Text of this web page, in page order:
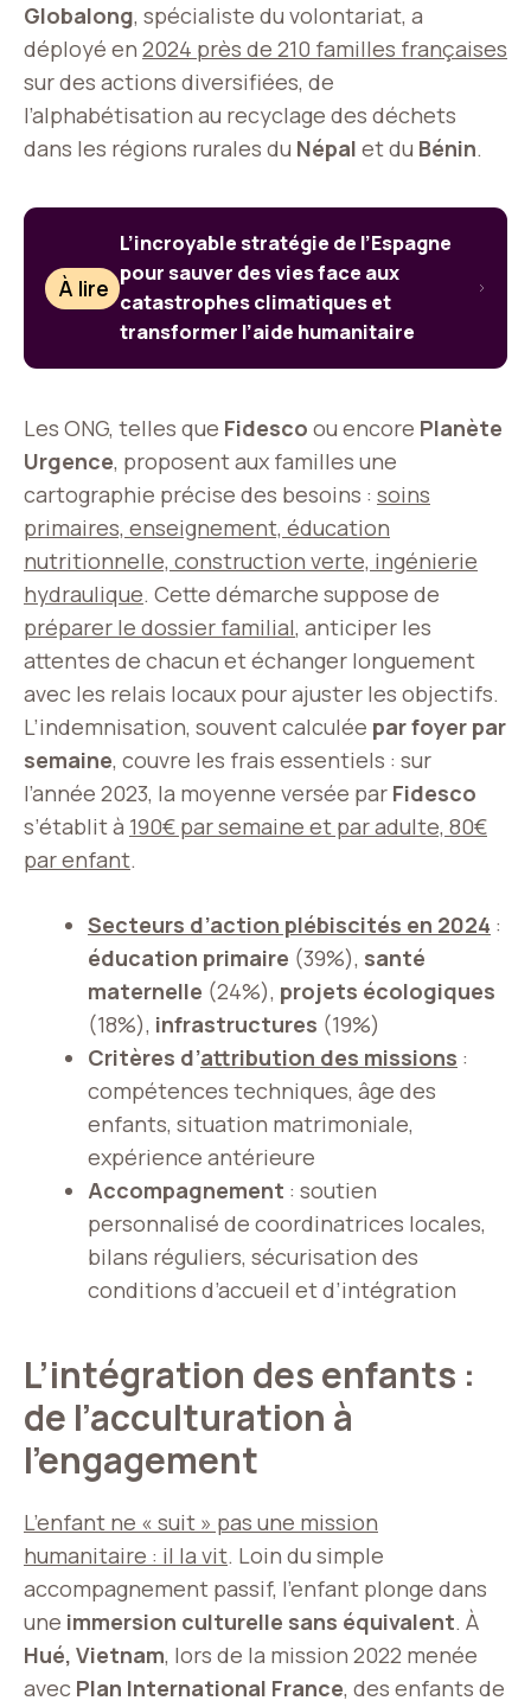
Globalong, spécialiste du volontariat, a
déployé en 2024 près de 210 familles françaises
sur des actions diversifiées, de
l’alphabétisation au recyclage des déchets
dans les régions rurales du Népal et du Bénin.
À lire
L’incroyable stratégie de l’Espagne
pour sauver des vies face aux
catastrophes climatiques et
transformer l’aide humanitaire
Les ONG, telles que Fidesco ou encore Planète
Urgence, proposent aux familles une
cartographie précise des besoins : soins
primaires, enseignement, éducation
nutritionnelle, construction verte, ingénierie
hydraulique. Cette démarche suppose de
préparer le dossier familial, anticiper les
attentes de chacun et échanger longuement
avec les relais locaux pour ajuster les objectifs.
L’indemnisation, souvent calculée par foyer par
semaine, couvre les frais essentiels : sur
l’année 2023, la moyenne versée par Fidesco
s’établit à 190€ par semaine et par adulte, 80€
par enfant.
Secteurs d’action plébiscités en 2024 :
éducation primaire (39%), santé
maternelle (24%), projets écologiques
(18%), infrastructures (19%)
Critères d’attribution des missions :
compétences techniques, âge des
enfants, situation matrimoniale,
expérience antérieure
Accompagnement : soutien
personnalisé de coordinatrices locales,
bilans réguliers, sécurisation des
conditions d’accueil et d’intégration
L’intégration des enfants :
de l’acculturation à
l’engagement
L’enfant ne « suit » pas une mission
humanitaire : il la vit. Loin du simple
accompagnement passif, l’enfant plonge dans
une immersion culturelle sans équivalent. À
Hué, Vietnam, lors de la mission 2022 menée
avec Plan International France, des enfants de